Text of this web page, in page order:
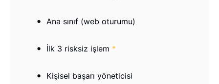
Ana sınıf (web oturumu)
İlk 3 risksiz işlem *
Kişisel başarı yöneticisi